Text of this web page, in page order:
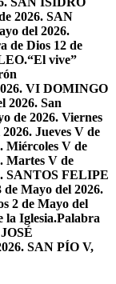
2026. SAN
del 2026.
de Dios 12 de
“El vive”
VI DOMINGO
2026. San
de 2026. Viernes
Jueves V de
Miércoles V de
Martes V de
SANTOS FELIPE
de Mayo del 2026.
2 de Mayo del
la Iglesia.Palabra
SAN PÍO V,